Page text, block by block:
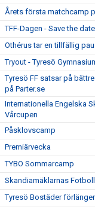
Årets första matchcamp
TFF-Dagen - Save the date
Othérus tar en tillfällig
Tryout - Tyresö
Tyresö FF satsar på
på Parter.se
Internationella Engelska
Vårcupen
Påsklovscamp
Premiärvecka
TYBO Sommarcamp
Skandiamäklarnas
Tyresö Bostäder